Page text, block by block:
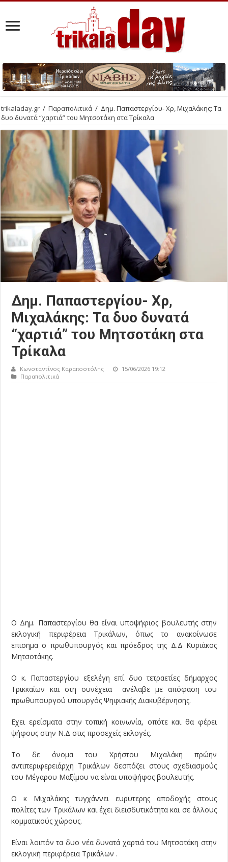
trikaladay.gr / Παραπολιτικά / Δημ. Παπαστεργίου- Χρ, Μιχαλάκης: Τα
δυο δυνατά “χαρτιά” του Μητσοτάκη στα Τρίκαλα
Δημ. Παπαστεργίου- Χρ,
Μιχαλάκης: Τα δυο δυνατά
“χαρτιά” του Μητσοτάκη στα
Τρίκαλα
Κωνσταντίνος Καραποστόλης
15/06/2026 19:12
Παραπολιτικά
Ο Δημ. Παπαστεργίου θα είναι υποψήφιος βουλευτής στην
εκλογική περιφέρεια Τρικάλων, όπως το ανακοίνωσε
επισημα ο πρωθυπουργός και πρόεδρος της Δ.Δ Κυριάκος
Μητσοτάκης.
Ο κ. Παπαστεργίου εξελέγη επί δυο τετραετίες δήμαρχος
Τρικκαίων και στη συνέχεια ανέλαβε με απόφαση του
πρωθυπουργού υπουργός Ψηφιακής Διακυβέρνησης.
Εχει ερείσματα στην τοπική κοινωνία, οπότε και θα φέρει
ψήφους στην Ν.Δ στις προσεχείς εκλογές.
Το δε όνομα του Χρήστου Μιχαλάκη πρώην
αντιπεριφερειάρχη Τρικάλων δεσπόζει στους σχεδιασμούς
του Μέγαρου Μαξίμου να είναι υποψήφος βουλευτής.
Ο κ Μιχαλάκης τυγχάννει ευρυτερης αποδοχής στους
πολίτες των Τρικάλων και έχειδιεισδυτικότητακαι σε άλλους
κομματικούς χώρους.
Είναι λοιπόν τα δυο νέα δυνατά χαρτιά του Μητσοτάκη στην
εκλογική περιφέρεια Τρικάλων .